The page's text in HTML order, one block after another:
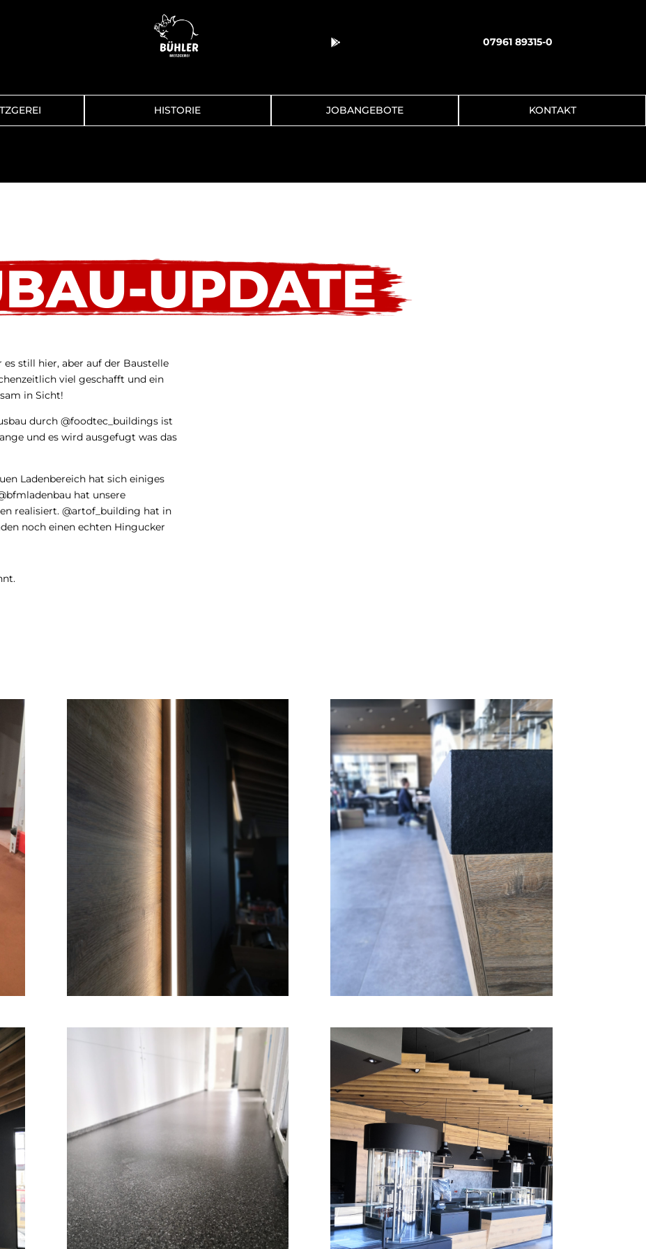
 07961 89315-0
HISTORIE JOBANGEBOTE KONTAKT
UPDATE
es still hier, aber auf der Baustelle
viel geschafft und ein
in Sicht!
durch @foodtec_buildings ist
und es wird ausgefugt was das
Ladenbereich hat sich einiges
hat unsere
realisiert. @artof_building hat in
noch einen echten Hingucker